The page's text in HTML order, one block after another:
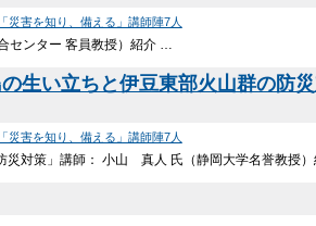
災害を知り、備える」講師陣7人
センター 客員教授）紹介 …
生い立ちと伊豆東部火山群の防災
災害を知り、備える」講師陣7人
災対策」講師： 小山 真人 氏（静岡大学名誉教授